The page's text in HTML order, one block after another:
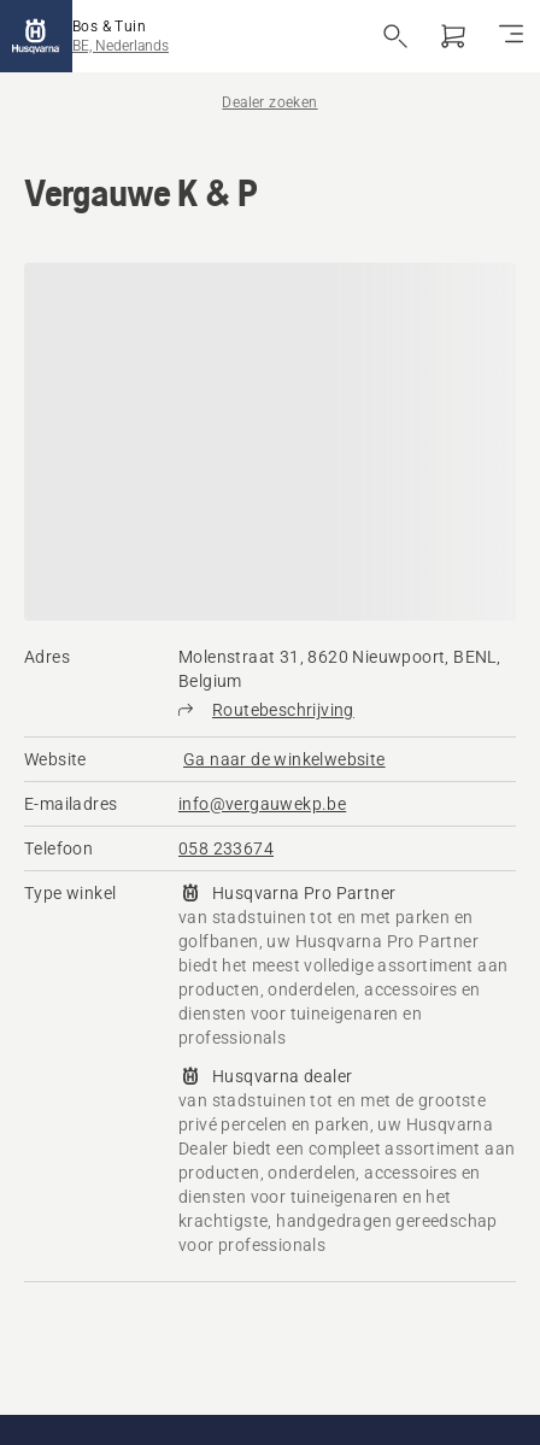
Bos & Tuin
BE, Nederlands
Dealer zoeken
Vergauwe K & P
Adres
Molenstraat 31, 8620 Nieuwpoort, BENL,
Belgium
Routebeschrijving
Website Ga naar de winkelwebsite
E-mailadres info@vergauwekp.be
Telefoon 058 233674
Type winkel
Husqvarna Pro Partner
van stadstuinen tot en met parken en
golfbanen, uw Husqvarna Pro Partner
biedt het meest volledige assortiment aan
producten, onderdelen, accessoires en
diensten voor tuineigenaren en
professionals
Husqvarna dealer
van stadstuinen tot en met de grootste
privé percelen en parken, uw Husqvarna
Dealer biedt een compleet assortiment aan
producten, onderdelen, accessoires en
diensten voor tuineigenaren en het
krachtigste, handgedragen gereedschap
voor professionals